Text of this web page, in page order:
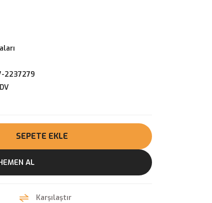
2237279
SEPETE EKLE
AL
Karşılaştır